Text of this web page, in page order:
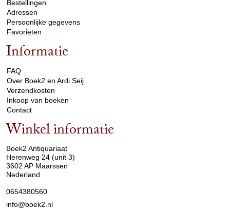
Bestellingen
Adressen
Persoonlijke gegevens
Favorieten
Informatie
FAQ
Over Boek2 en Ardi Seij
Verzendkosten
Inkoop van boeken
Contact
Winkel informatie
Boek2 Antiquariaat
Herenweg 24 (unit 3)
3602 AP Maarssen
Nederland
0654380560
info@boek2.nl